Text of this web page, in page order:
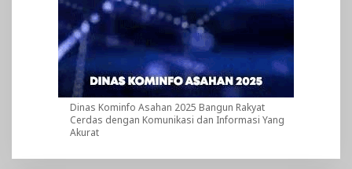
Dinas Kominfo Asahan 2025 Bangun Rakyat
Cerdas dengan Komunikasi dan Informasi Yang
Akurat